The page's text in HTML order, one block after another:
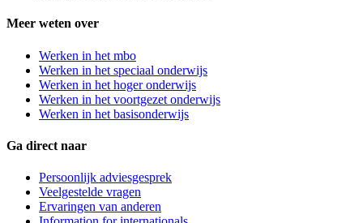
Meer weten over
Werken in het mbo
Werken in het speciaal onderwijs
Werken in het hoger onderwijs
Werken in het voortgezet onderwijs
Werken in het basisonderwijs
Ga direct naar
Persoonlijk adviesgesprek
Veelgestelde vragen
Ervaringen van anderen